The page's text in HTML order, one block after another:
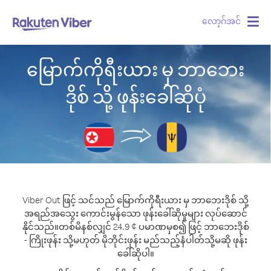
လော့ဂ်အင်
မြောက်ကိုရီးယား မှ ဘာဘေး
ဒိုစ် သို့ ဖုန်းခေါ်ဆိုပုံ
Viber Out ဖြင့် သင်သည် မြောက်ကိုရီးယား မှ ဘာဘေးဒိုစ် သို့
အရည်အသွေး ကောင်းမွန်သော ဖုန်းခေါ်ဆိုမှုများ လုပ်ဆောင်
နိုင်သည်။တစ်မိနစ်လျှင် 24.9 ¢ ပမာဏမှစ၍ ဖြင့် ဘာဘေးဒိုစ်
- ကြိုးဖုန်း သို့မဟုတ် မိုဘိုင်းဖုန်း မည်သည့်နံပါတ်သို့မဆို ဖုန်း
ခေါ်ဆိုပါ။